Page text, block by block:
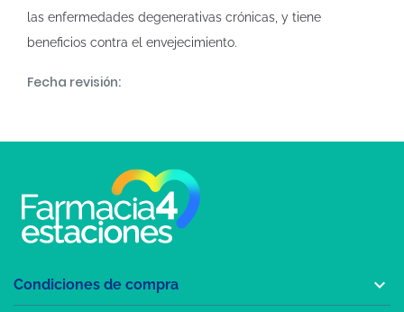
las enfermedades degenerativas crónicas, y tiene
beneficios contra el envejecimiento.
Fecha revisión:
Condiciones de compra 